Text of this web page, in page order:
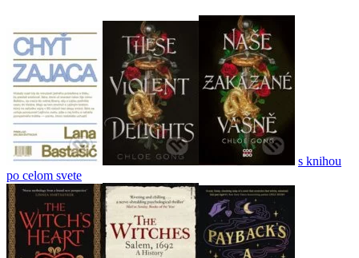
s knihou
po celom svete